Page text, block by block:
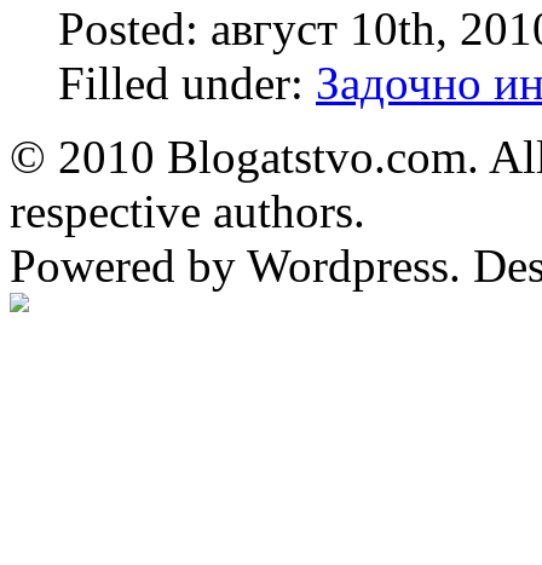
Posted: август 10th,
Filled under: Задочно
© 2010 Blogatstvo.com.
respective authors.
Powered by Wordpress.